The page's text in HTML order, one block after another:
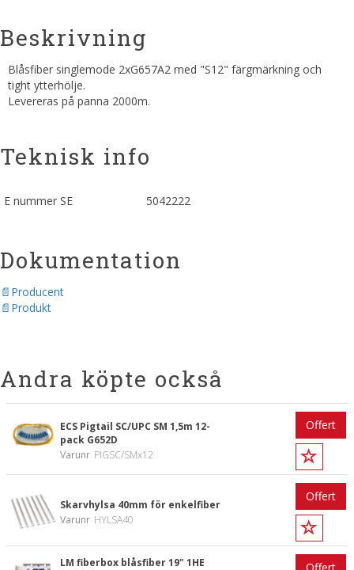
Beskrivning
Blåsfiber singlemode 2xG657A2 med "S12" färgmärkning och
tight ytterhölje.
Levereras på panna 2000m.
Teknisk info
E nummer SE 5042222
Dokumentation
Producent
Produkt
Andra köpte också
ECS Pigtail SC/UPC SM 1,5m 12-
pack G652D
Varunr PIGSC/SMx12
Offert
Skarvhylsa 40mm för enkelfiber
Varunr HYLSA40
Offert
LM fiberbox blåsfiber 19" 1HE